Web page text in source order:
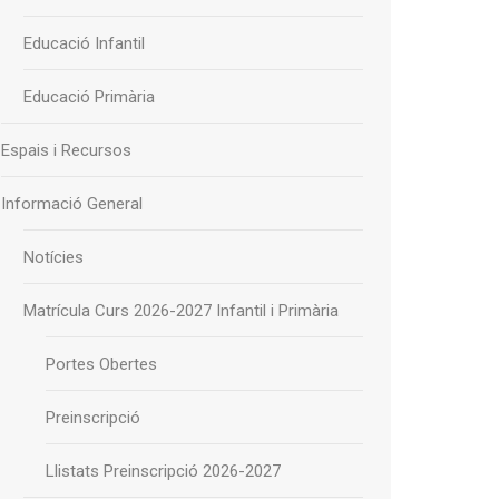
Educació Infantil
Educació Primària
Espais i Recursos
Informació General
Notícies
Matrícula Curs 2026-2027 Infantil i Primària
Portes Obertes
Preinscripció
Llistats Preinscripció 2026-2027